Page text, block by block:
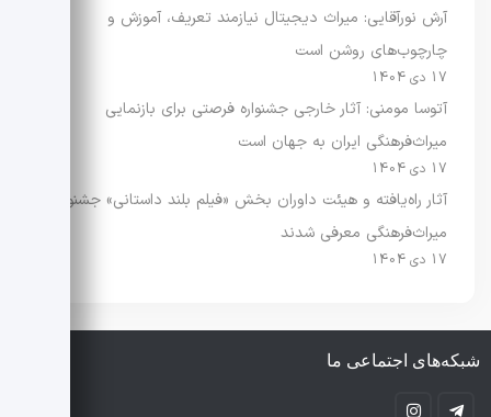
آرش نورآقایی: میراث دیجیتال نیازمند تعریف، آموزش و
چارچوب‌های روشن است
17 دی 1404
آتوسا مومنی: آثار خارجی جشنواره فرصتی برای بازنمایی
میراث‌فرهنگی ایران به جهان است
17 دی 1404
آثار راه‌یافته و هیئت داوران بخش «فیلم بلند داستانی» جشنواره
میراث‌فرهنگی معرفی شدند
17 دی 1404
شبکه‌های اجتماعی ما